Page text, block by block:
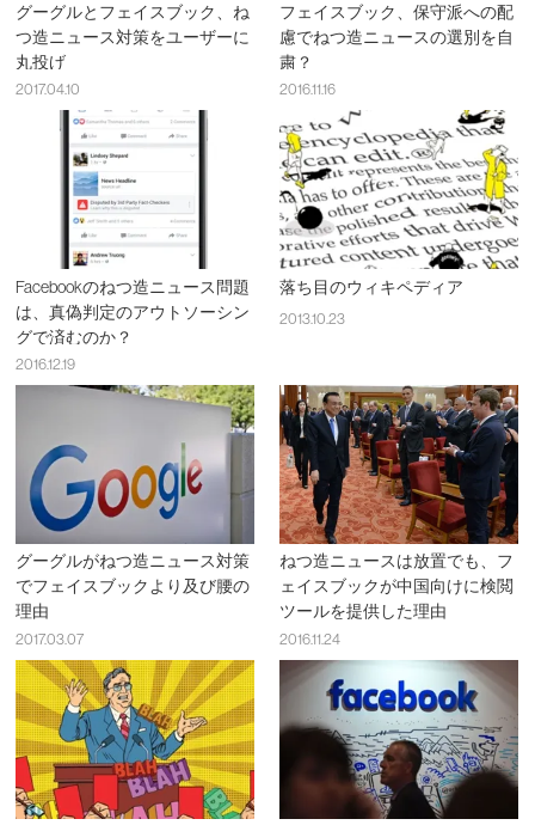
グーグルとフェイスブック、ね
つ造ニュース対策をユーザーに
丸投げ
2017.04.10
フェイスブック、保守派への配
慮でねつ造ニュースの選別を自
粛？
2016.11.16
Facebookのねつ造ニュース問題
は、真偽判定のアウトソーシン
グで済むのか？
2016.12.19
落ち目のウィキペディア
2013.10.23
グーグルがねつ造ニュース対策
でフェイスブックより及び腰の
理由
2017.03.07
ねつ造ニュースは放置でも、フ
ェイスブックが中国向けに検閲
ツールを提供した理由
2016.11.24